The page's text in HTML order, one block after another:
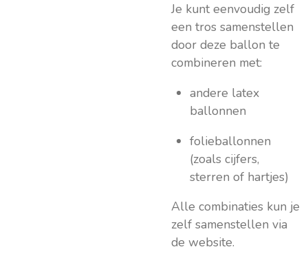
Je kunt eenvoudig zelf
een tros samenstellen
door deze ballon te
combineren met:
andere latex
ballonnen
folieballonnen
(zoals cijfers,
sterren of hartjes)
Alle combinaties kun je
zelf samenstellen via
de website.